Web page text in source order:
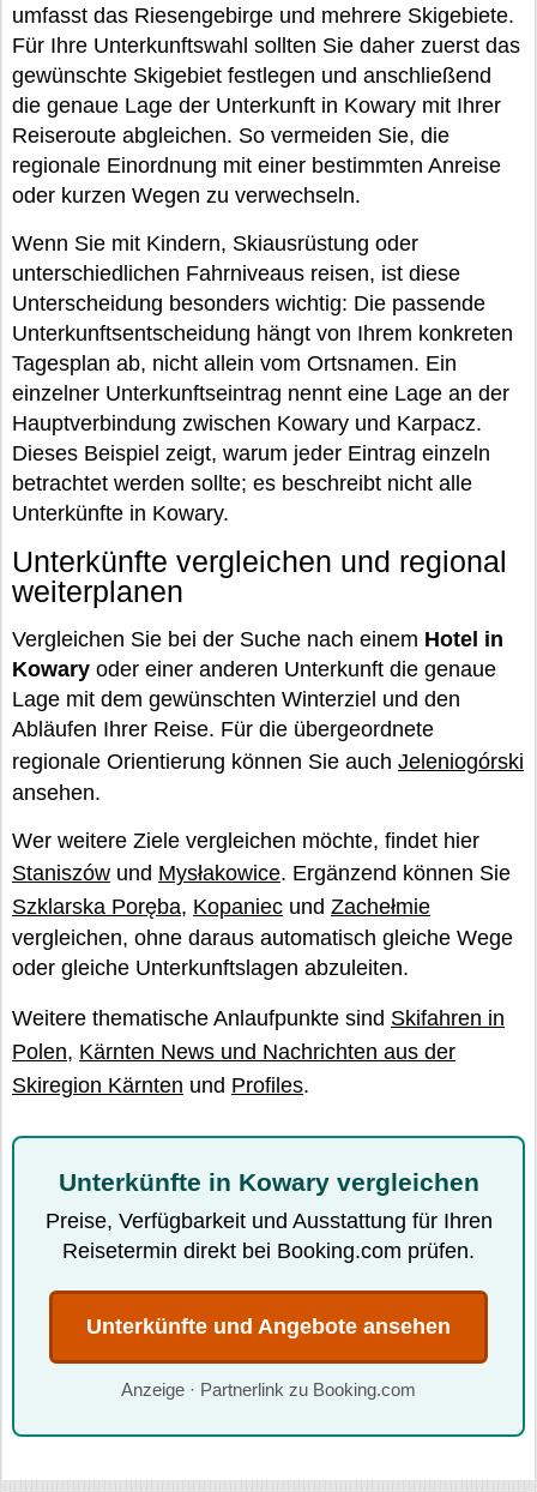
umfasst das Riesengebirge und mehrere Skigebiete.
Für Ihre Unterkunftswahl sollten Sie daher zuerst das
gewünschte Skigebiet festlegen und anschließend
die genaue Lage der Unterkunft in Kowary mit Ihrer
Reiseroute abgleichen. So vermeiden Sie, die
regionale Einordnung mit einer bestimmten Anreise
oder kurzen Wegen zu verwechseln.
Wenn Sie mit Kindern, Skiausrüstung oder
unterschiedlichen Fahrniveaus reisen, ist diese
Unterscheidung besonders wichtig: Die passende
Unterkunftsentscheidung hängt von Ihrem konkreten
Tagesplan ab, nicht allein vom Ortsnamen. Ein
einzelner Unterkunftseintrag nennt eine Lage an der
Hauptverbindung zwischen Kowary und Karpacz.
Dieses Beispiel zeigt, warum jeder Eintrag einzeln
betrachtet werden sollte; es beschreibt nicht alle
Unterkünfte in Kowary.
Unterkünfte vergleichen und regional
weiterplanen
Vergleichen Sie bei der Suche nach einem Hotel in
Kowary oder einer anderen Unterkunft die genaue
Lage mit dem gewünschten Winterziel und den
Abläufen Ihrer Reise. Für die übergeordnete
regionale Orientierung können Sie auch Jeleniogórski
ansehen.
Wer weitere Ziele vergleichen möchte, findet hier
Staniszów und Mysłakowice. Ergänzend können Sie
Szklarska Poręba, Kopaniec und Zachełmie
vergleichen, ohne daraus automatisch gleiche Wege
oder gleiche Unterkunftslagen abzuleiten.
Weitere thematische Anlaufpunkte sind Skifahren in
Polen, Kärnten News und Nachrichten aus der
Skiregion Kärnten und Profiles.
Unterkünfte in Kowary vergleichen
Preise, Verfügbarkeit und Ausstattung für Ihren
Reisetermin direkt bei Booking.com prüfen.
Unterkünfte und Angebote ansehen
Anzeige · Partnerlink zu Booking.com